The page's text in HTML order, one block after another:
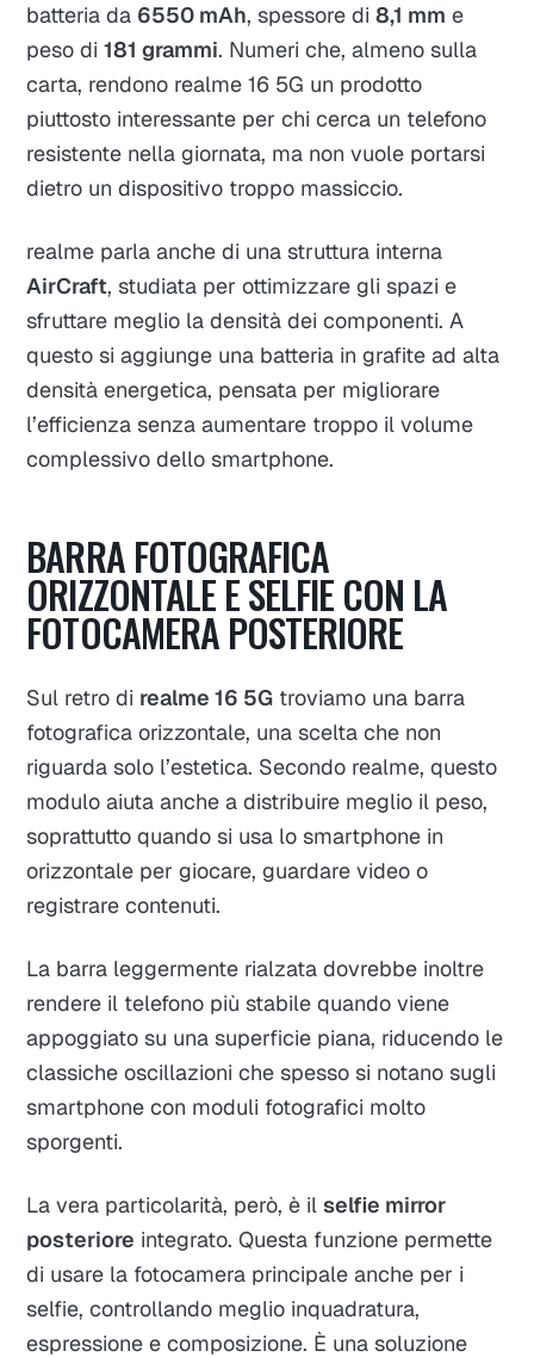
batteria da 6550 mAh, spessore di8,1 mm e
peso di181 grammi. Numeri che, almeno sulla
carta, rendono realme 16 5G un prodotto
piuttosto interessante per chi cerca un telefono
resistente nella giornata, ma non vuole portarsi
dietro un dispositivo troppo massiccio.
realme parla anche di una struttura interna
AirCraft, studiata per ottimizzare gli spazi e
sfruttare meglio la densità dei componenti. A
questo si aggiunge una batteria in grafite ad alta
densità energetica, pensata per migliorare
l’efficienza senza aumentare troppo il volume
complessivo dello smartphone.
BARRA FOTOGRAFICA
ORIZZONTALE E SELFIE CON LA
FOTOCAMERA POSTERIORE
Sul retro di realme 16 5G troviamo una barra
fotografica orizzontale, una scelta che non
riguarda solo l’estetica. Secondo realme, questo
modulo aiuta anche a distribuire meglio il peso,
soprattutto quando si usa lo smartphone in
orizzontale per giocare, guardare video o
registrare contenuti.
La barra leggermente rialzata dovrebbe inoltre
rendere il telefono più stabile quando viene
appoggiato su una superficie piana, riducendo le
classiche oscillazioni che spesso si notano sugli
smartphone con moduli fotografici molto
sporgenti.
La vera particolarità, però, è ilselfie mirror
posteriore integrato. Questa funzione permette
di usare la fotocamera principale anche per i
selfie, controllando meglio inquadratura,
espressione e composizione. È una soluzione